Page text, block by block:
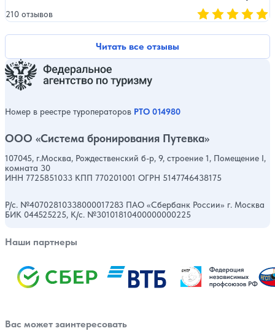
Читать все отзывы
210 отзывов
Номер в реестре туроператоров РТО 014980
ООО «Система бронирования Путевка»
107045, г.Москва, Рождественский б-р, 9, строение 1, Помещение I,
комната 30
ИНН 7725851033 КПП 770201001 ОГРН 5147746438175
Р/с. №40702810338000017283 ПАО «Сбербанк России» г. Москва
БИК 044525225, К/с. №30101810400000000225
Наши партнеры
Вас может заинтересовать